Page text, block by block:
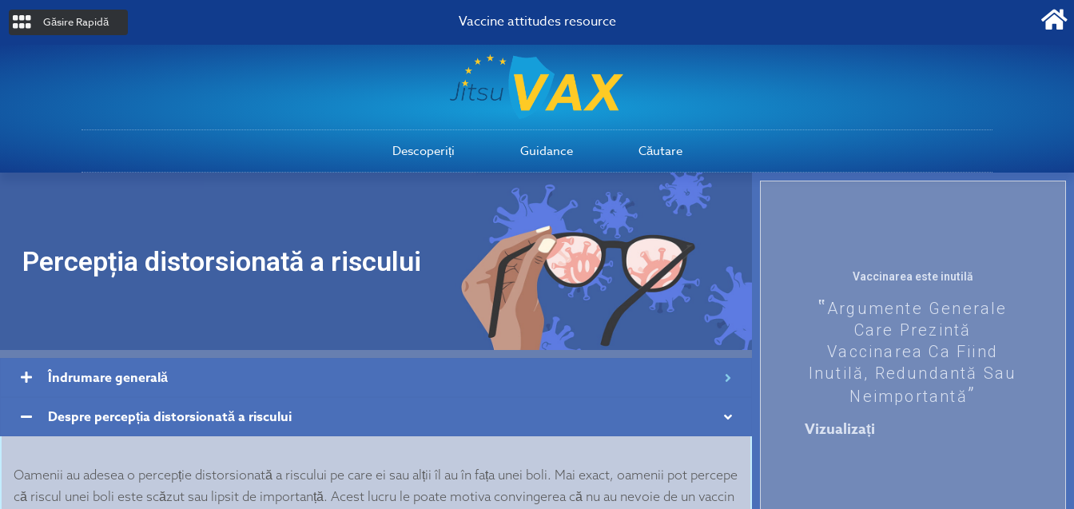
Găsire Rapidă Vaccine attitudes resource
Descoperiți Guidance Căutare
Percepția distorsionată a riscului
Îndrumare generală
Despre percepția distorsionată a riscului
Oamenii au adesea o percepție distorsionată a riscului pe care ei sau alții îl au în fața unei boli. Mai exact, oamenii pot percepe
că riscul unei boli este scăzut sau lipsit de importanță. Acest lucru le poate motiva convingerea că nu au nevoie de un vaccin
Vaccinarea este inutilă
Argumente Generale
Care Prezintă
Vaccinarea Ca Fiind
Inutilă, Redundantă Sau
Neimportantă
Vizualizați